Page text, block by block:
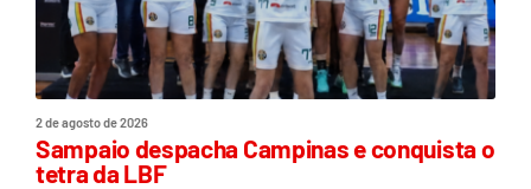
2 de agosto de 2026
Sampaio despacha Campinas e conquista o
tetra da LBF